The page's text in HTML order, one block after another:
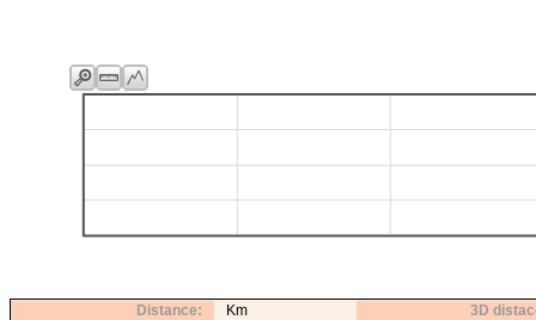
Distance
Km
3D